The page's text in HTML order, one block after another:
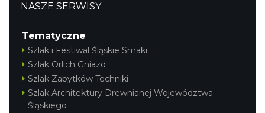
NASZE SERWISY
Tematyczne
Szlak i Festiwal Śląskie Smaki
Szlak Orlich Gniazd
Szlak Zabytków Techniki
Szlak Architektury Drewnianej Województwa
Śląskiego